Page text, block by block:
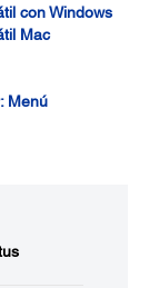
con Windows
Mac
Menú